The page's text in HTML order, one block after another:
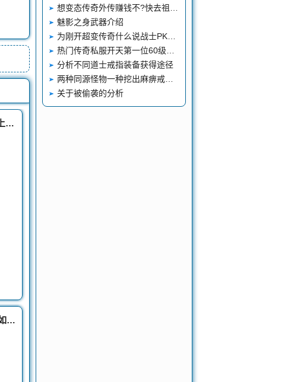
最好的传奇3私服玛法大陆上四种又快又强的存在极品大锤不是最强的
，传奇超变65335五气朝元如何玩耍会更好
魅影之身武器介绍
为刚开超变传奇什么说战士PK很厉害?
分析不同道士戒指装备获得途径
两种同源怪物一种挖出麻痹戒指另一种法师很喜欢
关于被偷袭的分析